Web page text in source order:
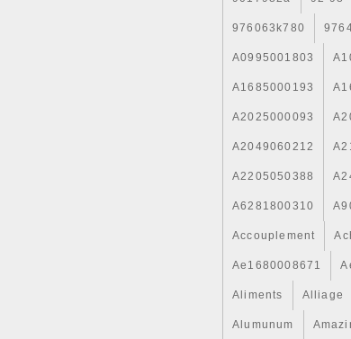
976063k780
A0995001803
A1685000193
A2025000093
A2049060212
A2205050388
A6281800310
Accouplement
Ae1680008671
Aliments Alliage
Alumunum